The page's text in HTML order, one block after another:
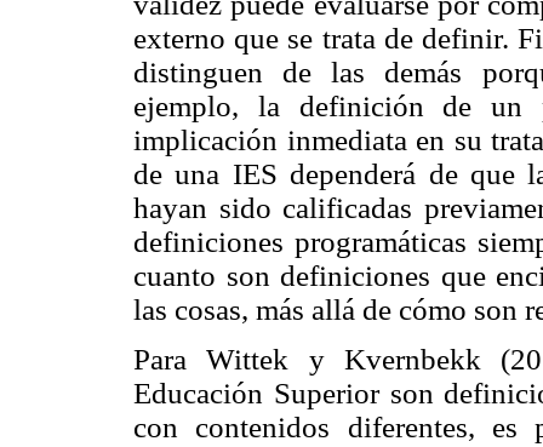
externo que se trata de definir.
distinguen de las demás
ejemplo, la definición de un
implicación inmediata en su
de una IES dependerá de que
hayan sido calificadas
definiciones programáticas
cuanto son definiciones que
las cosas, más allá de cómo son
Para Wittek y Kvernbekk
Educación Superior son
con contenidos diferentes, es